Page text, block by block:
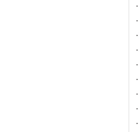
·
·
·
·
·
·
·
·
·